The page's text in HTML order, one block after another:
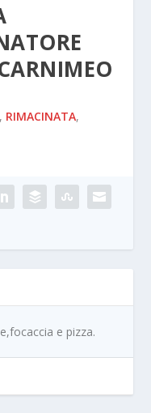
, RIMACINATA,
e pizza.